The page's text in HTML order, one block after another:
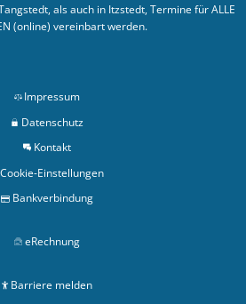
als auch in Itzstedt, Termine für ALLE
(online) vereinbart werden.
Impressum
Datenschutz
Kontakt
Cookie-Einstellungen
Bankverbindung
eRechnung
Barriere melden